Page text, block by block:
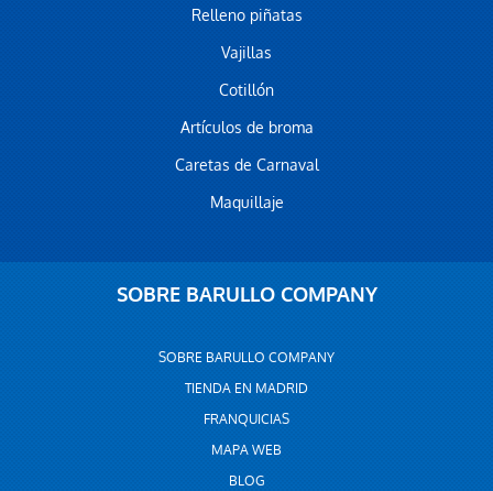
Relleno piñatas
Vajillas
Cotillón
Artículos de broma
Caretas de Carnaval
Maquillaje
SOBRE BARULLO COMPANY
SOBRE BARULLO COMPANY
TIENDA EN MADRID
FRANQUICIAS
MAPA WEB
BLOG